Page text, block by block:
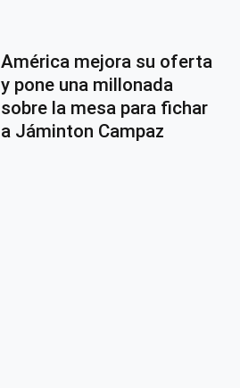
América mejora su oferta
y pone una millonada
sobre la mesa para fichar
a Jáminton Campaz